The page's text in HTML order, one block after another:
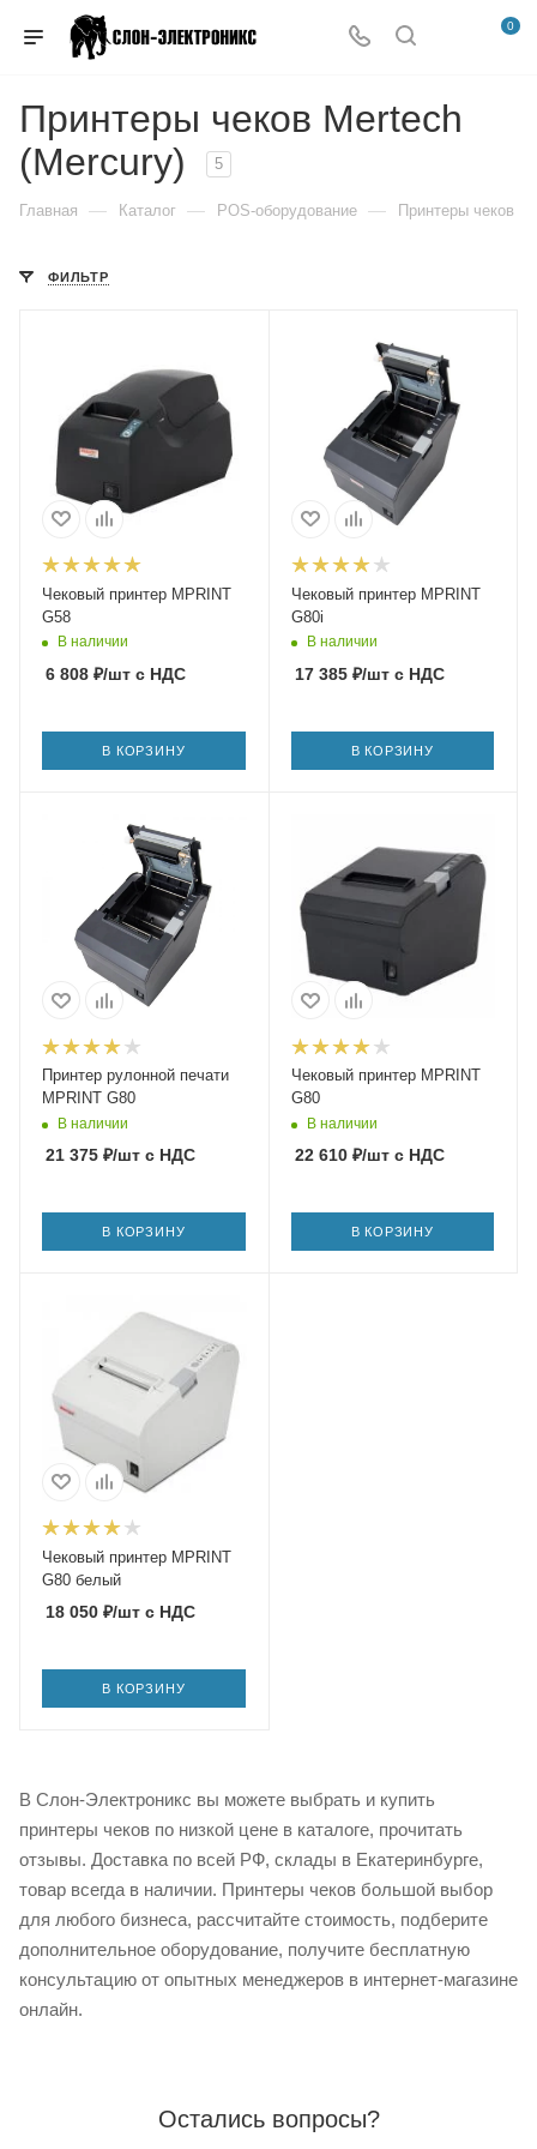
0
Принтеры чеков Mertech
(Mercury)
5
Главная — Каталог — POS-оборудование — Принтеры чеков
ФИЛЬТР
Чековый принтер MPRINT
G58
В наличии
6 808 ₽/шт с НДС
В КОРЗИНУ
Чековый принтер MPRINT
G80i
В наличии
17 385₽/штс НДС
В КОРЗИНУ
Принтер рулонной печати
MPRINT G80
В наличии
21 375 ₽/шт с НДС
В КОРЗИНУ
Чековый принтер MPRINT
G80
В наличии
22 610₽/штс НДС
В КОРЗИНУ
Чековый принтер MPRINT
G80 белый
18 050 ₽/шт с НДС
В КОРЗИНУ
В Слон-Электроникс вы можете выбрать и купить
принтеры чеков по низкой цене в каталоге, прочитать
отзывы. Доставка по всей РФ, склады в Екатеринбурге,
товар всегда в наличии. Принтеры чеков большой выбор
для любого бизнеса, рассчитайте стоимость, подберите
дополнительное оборудование, получите бесплатную
консультацию от опытных менеджеров в интернет-магазине
онлайн.
Остались вопросы?